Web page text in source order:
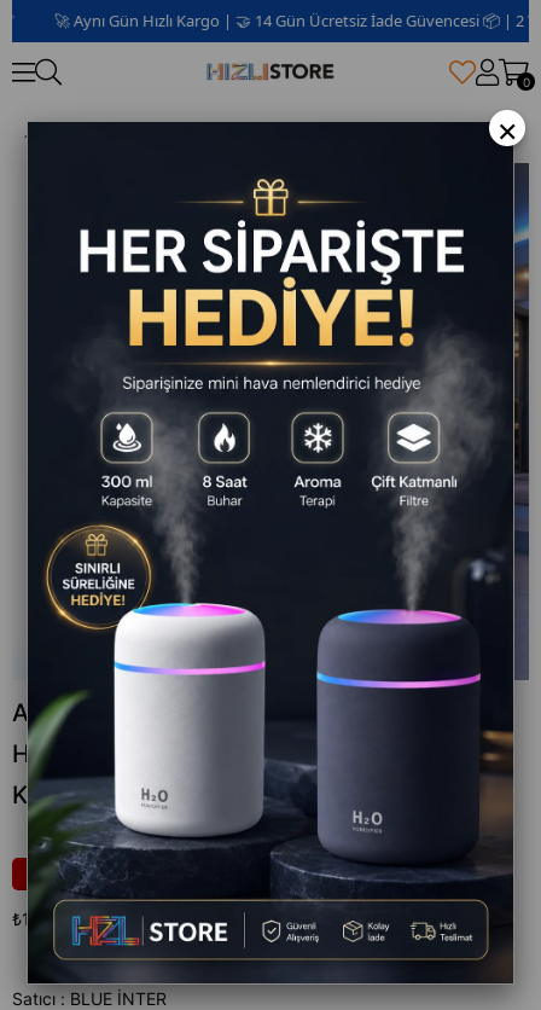
🚀 Aynı Gün Hızlı Kargo | 🤝 14 Gün Ücretsiz İade Güvencesi 📦 | 2 Yıl
0
Akıllı Kablosuz IP Kamera Wifi 360 Derece Hareketli Gece Görüş Ses Kayıtllı Ampul Kamera Güvenlik
Akıllı Kablosuz IP Kamera Wifi 360 Derece
Hareketli Gece Görüş Ses Kayıtllı Ampul
Kamera Güvenlik
17 ₺1.449,00 ₺1.199,00
₺1.199,00 `den başlayan taksitlerle
Satıcı : BLUE İNTER
×